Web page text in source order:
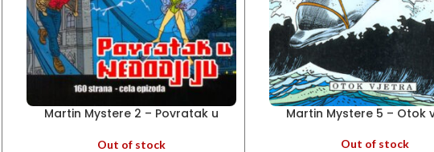
Martin Mystere 2 – Povratak u
Out of stock
Martin Mystere 5 – Otok
Out of stock